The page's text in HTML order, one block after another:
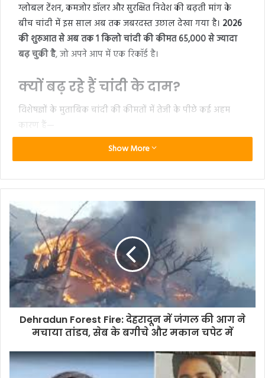
ग्लोबल टेंशन, कमजोर डॉलर और सुरक्षित निवेश की बढ़ती मांग के
बीच चांदी में इस साल अब तक जबरदस्त उछाल देखा गया है। 2026
की शुरुआत से अब तक 1 किलो चांदी की कीमत 65,000 से ज्यादा
बढ़ चुकी है, जो अपने आप में एक रिकॉर्ड है।
क्यों बढ़ रहे हैं चांदी के दाम?
विशेषज्ञों के मुताबिक चांदी की कीमतों में तेजी के पीछे कई अहम
कारण हैं—
वैश्विक भू-राजनीतिक तनाव और आर्थिक अनिश्चितता
सुरक्षित निवेश (Safe Haven) की बढ़ती मांग
इलेक्ट्रॉनिक्स और सोलर सेक्टर से मजबूत औद्योगिक डिमांड
इन सभी फैक्टर्स ने मिलकर चांदी को नई ऊंचाइयों तक पहुंचा दिया है।
सोने के भाव भी रिकॉर्ड के करीब
चांदी के साथ-साथ सोने की कीमतों में भी मजबूती देखने को मिल रही
है। घरेलू बाजार में सोना लगातार ऊपरी स्तरों पर बना हुआ है और कई
शहरों में10 ग्राम सोने का भाव 1.40 लाख के आसपासकारोबार करता
दिखा। बाजार जानकारों का मानना है कि अगर अंतरराष्ट्रीय हालात ऐसे
ही बने रहे, तो सोने-चांदी में उतार-चढ़ाव जारी रह सकता है। हालांकि
ऊंचे स्तरों परमुनाफावसूली का जोखिमभी बना हुआ है, इसलिए
Show More
Dehradun Forest Fire: देहरादून में जंगल की आग ने
मचाया तांडव, सेब के बगीचे और मकान चपेट में